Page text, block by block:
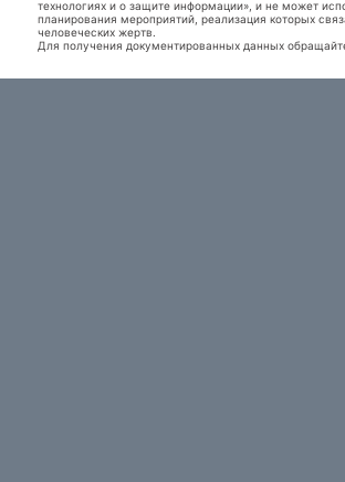
технологиях и о защите информации», и не может
планирования мероприятий, реализация которых
человеческих жертв.
Для получения документированных данных